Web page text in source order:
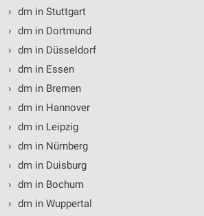
› dm in Stuttgart
› dm in Dortmund
› dm in Düsseldorf
› dm in Essen
› dm in Bremen
› dm in Hannover
› dm in Leipzig
› dm in Nürnberg
› dm in Duisburg
› dm in Bochum
› dm in Wuppertal
Werbung